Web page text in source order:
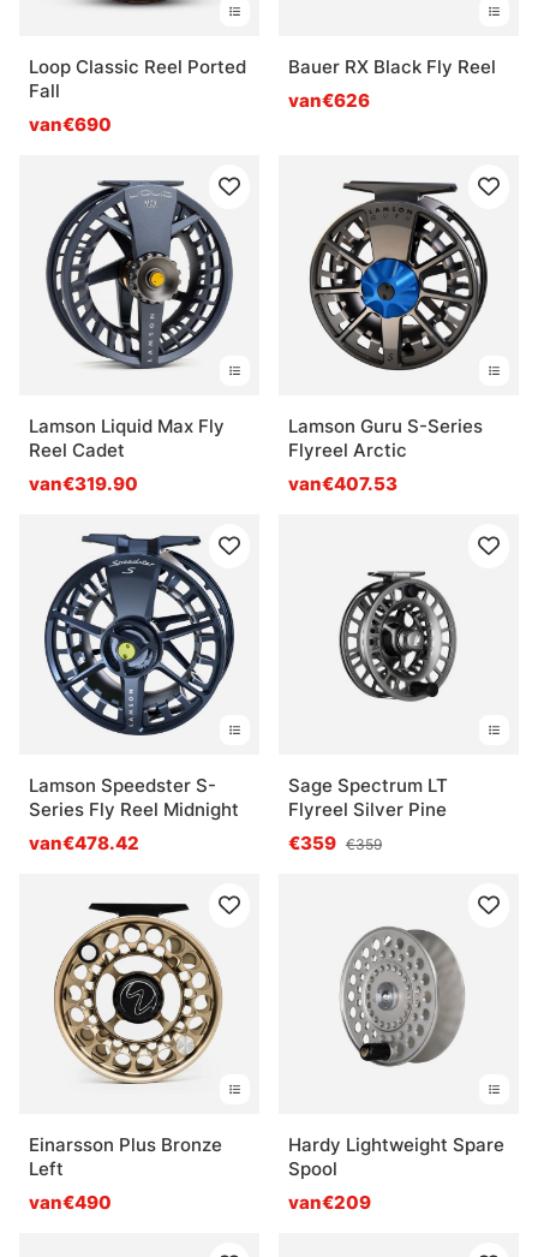
Loop Classic Reel Ported
Fall
van€690
Bauer RX Black Fly Reel
van€626
Lamson Liquid Max Fly
Reel Cadet
van€319.90
Lamson Guru S-Series
Flyreel Arctic
van€407.53
Lamson Speedster S-
Series Fly Reel Midnight
van€478.42
Sage Spectrum LT
Flyreel Silver Pine
€359 €359
Einarsson Plus Bronze
Left
van€490
Hardy Lightweight Spare
Spool
van€209